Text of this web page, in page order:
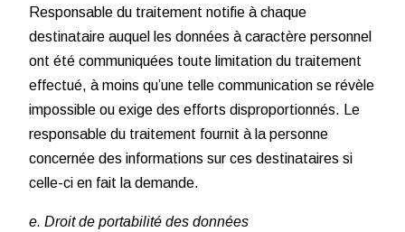
Responsable du traitement notifie à chaque
destinataire auquel les données à caractère personnel
ont été communiquées toute limitation du traitement
effectué, à moins qu’une telle communication se révèle
impossible ou exige des efforts disproportionnés. Le
responsable du traitement fournit à la personne
concernée des informations sur ces destinataires si
celle-ci en fait la demande.
e. Droit de portabilité des données